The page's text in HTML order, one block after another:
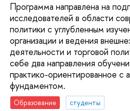
Программа направлена на
исследователей в области
политики с углубленным
организации и ведения
деятельности и торговой
себе два направления
практико-ориентированное с
фундаментом.
Образование студенты